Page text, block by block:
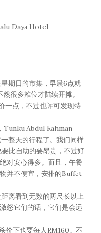
Daya Hotel
期日的市集，早晨6点就
很多摊位才陆续开摊。
点，不过也许可发现特
Tunku Abdul Rahman
整天的行程了。我们同样
比自助的要昂贵，不过好
对安心得多。而且，午餐
并不便宜，安排的Buffet
离看到无数的两尺长以上
怒它们的话，它们是会远
价下也要每人RM160。不